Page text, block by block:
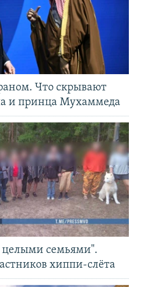
Что скрывают
и принца Мухаммеда
целыми семьями".
хиппи-слёта